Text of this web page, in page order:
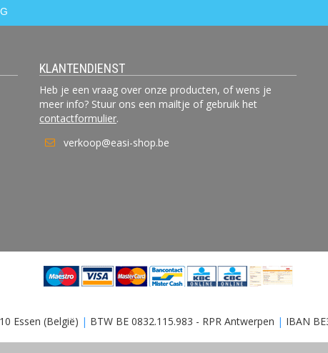
KLANTENDIENST
Heb je een vraag over onze producten, of wens je
meer info? Stuur ons een mailtje of gebruik het
contactformulier.
verkoop@easi-shop.be
Essen (België) | BTW BE 0832.115.983 - RPR Antwerpen | IBAN